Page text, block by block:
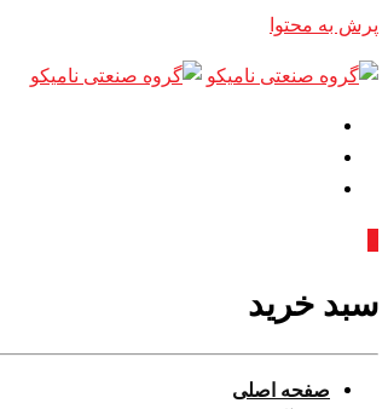
پرش به محتوا
سبد خرید
صفحه اصلی